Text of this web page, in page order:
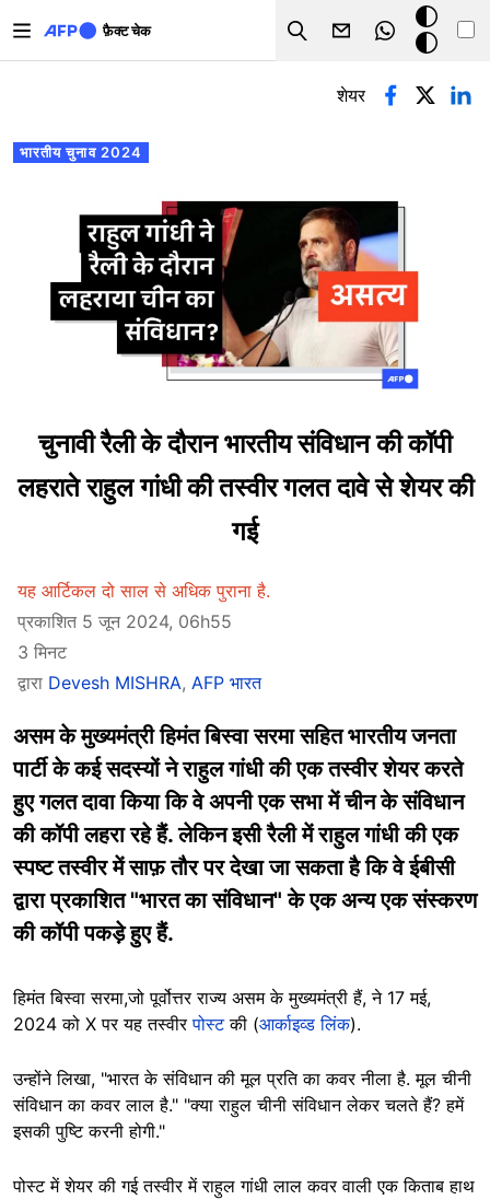
फ़ैक्ट चेक
Search
डार्क
मोड
प्राथमिक टैब्स
भारतीय चुनाव 2024
शेयर
चुनावी रैली के दौरान भारतीय संविधान की कॉपी
लहराते राहुल गांधी की तस्वीर गलत दावे से शेयर की
गई
यह आर्टिकल दो साल से अधिक पुराना है.
प्रकाशित 5 जून 2024, 06h55
3 मिनट
द्वारा Devesh MISHRA, AFP भारत
असम के मुख्यमंत्री हिमंत बिस्वा सरमा सहित भारतीय जनता
पार्टी के कई सदस्यों ने राहुल गांधी की एक तस्वीर शेयर करते
हुए गलत दावा किया कि वे अपनी एक सभा में चीन के संविधान
की कॉपी लहरा रहे हैं. लेकिन इसी रैली में राहुल गांधी की एक
स्पष्ट तस्वीर में साफ़ तौर पर देखा जा सकता है कि वे ईबीसी
द्वारा प्रकाशित "भारत का संविधान" के एक अन्य एक संस्करण
की कॉपी पकड़े हुए हैं.
हिमंत बिस्वा सरमा,जो पूर्वोत्तर राज्य असम के मुख्यमंत्री हैं, ने 17 मई,
2024 को X पर यह तस्वीरपोस्टकी (आर्काइव्ड लिंक).
उन्होंने लिखा, "भारत के संविधान की मूल प्रति का कवर नीला है. मूल चीनी
संविधान का कवर लाल है." "क्या राहुल चीनी संविधान लेकर चलते हैं? हमें
इसकी पुष्टि करनी होगी."
पोस्ट में शेयर की गई तस्वीर में राहुल गांधी लाल कवर वाली एक किताब हाथ